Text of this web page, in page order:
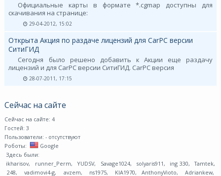
Официальные карты в формате *.cgmap доступны для
скачивания на странице:
29-04-2012, 15:02
Открыта Акция по раздаче лицензий для CarPC версии
СитиГИД
Сегодня было решено добавить к Акции еще раздачу
лицензий и для CarPC версии СитиГИД. CarPC версия
28-07-2011, 17:15
Сейчас на сайте
Сейчас на сайте: 4
Гостей: 3
Пользователи: - отсутствуют
Роботы:
Google
Здесь были:
ikharisov, runner_Perm, YUDSV, Savage1024, solyaris911, ing 330, Tamtek,
248, vadimovi4-g, avzem, ns1975, KIA1970, AnthonyVioto, Adriankew,